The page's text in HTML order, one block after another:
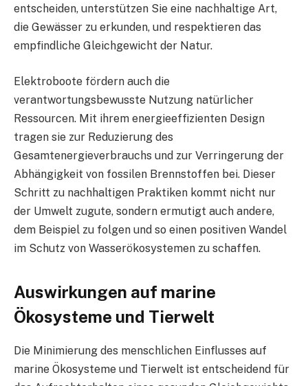
entscheiden, unterstützen Sie eine nachhaltige Art,
die Gewässer zu erkunden, und respektieren das
empfindliche Gleichgewicht der Natur.
Elektroboote fördern auch die
verantwortungsbewusste Nutzung natürlicher
Ressourcen. Mit ihrem energieeffizienten Design
tragen sie zur Reduzierung des
Gesamtenergieverbrauchs und zur Verringerung der
Abhängigkeit von fossilen Brennstoffen bei. Dieser
Schritt zu nachhaltigen Praktiken kommt nicht nur
der Umwelt zugute, sondern ermutigt auch andere,
dem Beispiel zu folgen und so einen positiven Wandel
im Schutz von Wasserökosystemen zu schaffen.
Auswirkungen auf marine
Ökosysteme und Tierwelt
Die Minimierung des menschlichen Einflusses auf
marine Ökosysteme und Tierwelt ist entscheidend für